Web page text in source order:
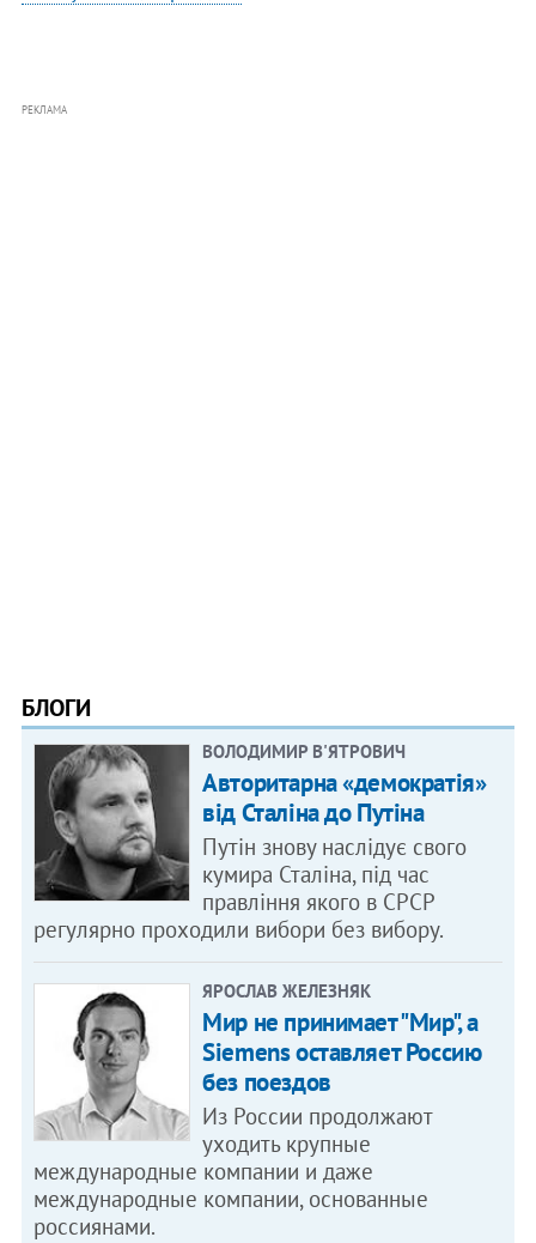
РЕКЛАМА
БЛОГИ
ВОЛОДИМИР В'ЯТРОВИЧ
Авторитарна «демократія»
від Сталіна до Путіна
Путін знову наслідує свого
кумира Сталіна, під час
правління якого в СРСР
регулярно проходили вибори без вибору.
ЯРОСЛАВ ЖЕЛЕЗНЯК
Мир не принимает "Мир", а
Siemens оставляет Россию
без поездов
Из России продолжают
уходить крупные
международные компании и даже
международные компании, основанные
россиянами.